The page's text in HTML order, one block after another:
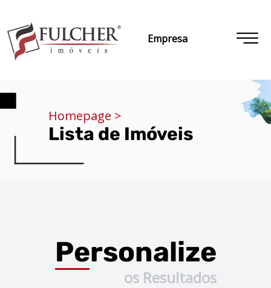
Empresa
Homepage >
Lista de Imóveis
Personalize
os Resultados